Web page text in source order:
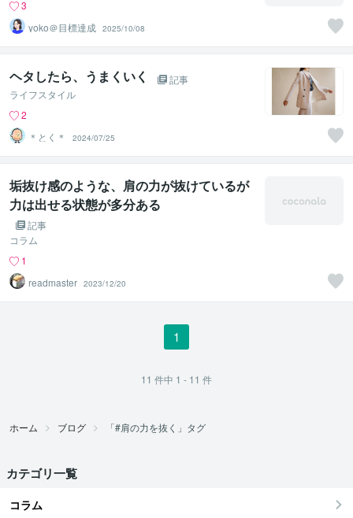
3
yoko＠目標達成 2025/10/08
ヘタしたら、うまくいく
記事
ライフスタイル
2
＊とく＊
2024/07/25
垢抜け感のような、肩の力が抜けているが
力は出せる状態が多分ある
記事
コラム
1
readmaster 2023/12/20
1
11 件中 1 - 11 件
ホーム ブログ 「#肩の力を抜く」タグ
カテゴリ一覧
コラム